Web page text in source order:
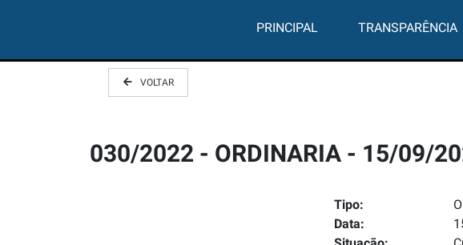
PRINCIPAL TRANSPARÊNCIA
VOLTAR
030/2022 - ORDINARIA - 15/09/
Tipo:
Data: